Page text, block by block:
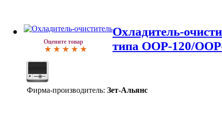
Оцените товар
Охладитель-
типа OOP-120/
Фирма-производитель: Зет-Альянс